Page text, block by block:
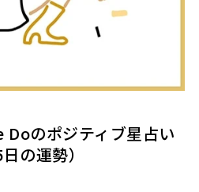
Doのポジティブ星占い
の運勢）